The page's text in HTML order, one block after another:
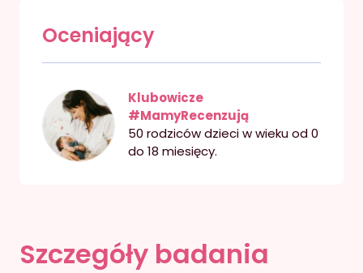
Oceniający
Klubowicze
#MamyRecenzują
50 rodziców dzieci w wieku od 0
do 18 miesięcy.
Szczegóły badania